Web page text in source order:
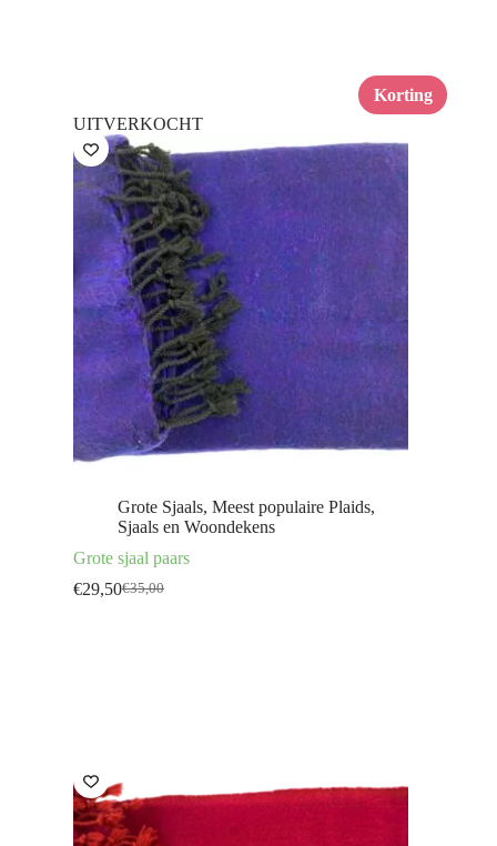
UITVERKOCHT
Grote Sjaals, Meest populaire Plaids,
Sjaals en Woondekens
Korting
Grote sjaal paars
€35,00
Oorspronkelijke
€29,50Huidige